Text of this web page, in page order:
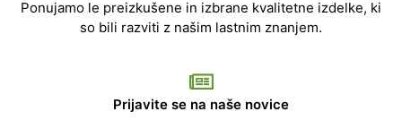
Ponujamo le preizkušene in izbrane kvalitetne izdelke, ki
so bili razviti z našim lastnim znanjem.
Prijavite se na naše novice